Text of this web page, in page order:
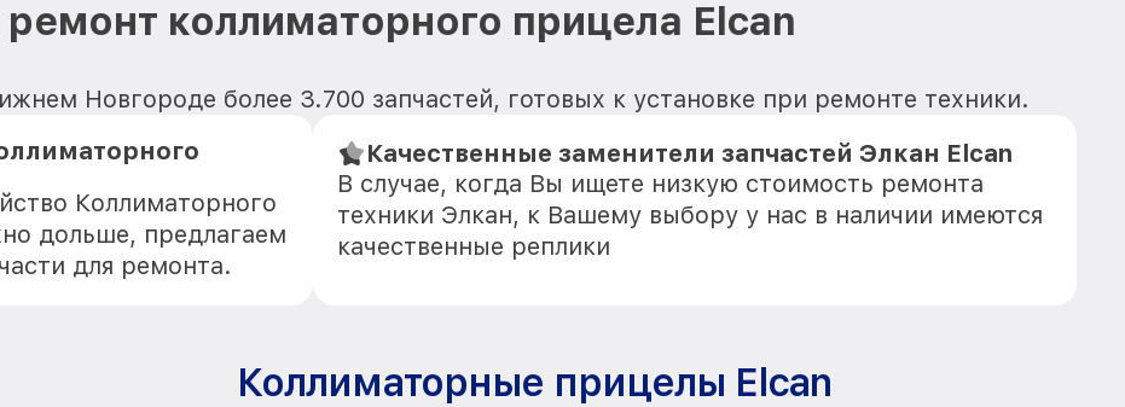
коллиматорного прицела Elcan
Новгороде более 3.700 запчастей, готовых к установке при ремонте техники.
Коллиматорного
дольше, предлагаем
для ремонта.
Качественные заменители запчастей Элкан Elcan
В случае, когда Вы ищете низкую стоимость ремонта
техники Элкан, к Вашему выбору у нас в наличии имеются
качественные реплики
Коллиматорные прицелы Elcan